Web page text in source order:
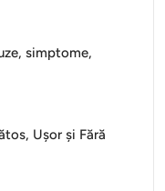
simptome,
Ușor și Fără